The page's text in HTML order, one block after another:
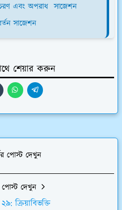
এবং অপরাধ সাজেশন
সাজেশন
শেয়ার করুন
পোস্ট দেখুন
পোস্ট দেখুন
ক্রিয়াবিভক্তি